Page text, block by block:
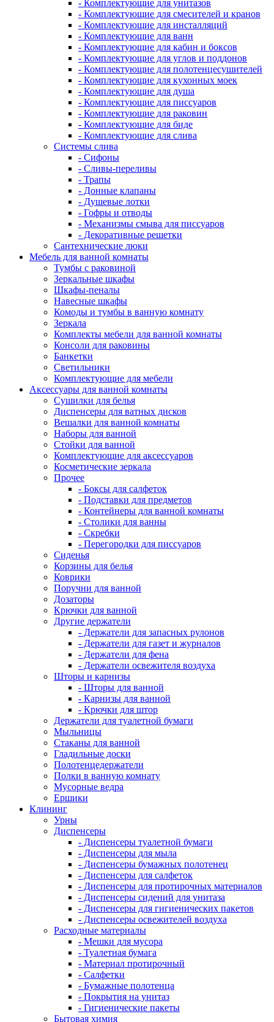
- Комплектующие для унитазов
- Комплектующие для смесителей и кранов
- Комплектующие для инсталляций
- Комплектующие для ванн
- Комплектующие для кабин и боксов
- Комплектующие для углов и поддонов
- Комплектующие для полотенцесушителей
- Комплектующие для кухонных моек
- Комплектующие для душа
- Комплектующие для писсуаров
- Комплектующие для раковин
- Комплектующие для биде
- Комплектующие для слива
Системы слива
- Сифоны
- Сливы-переливы
- Трапы
- Донные клапаны
- Душевые лотки
- Гофры и отводы
- Механизмы смыва для писсуаров
- Декоративные решетки
Сантехнические люки
Мебель для ванной комнаты
Тумбы с раковиной
Зеркальные шкафы
Шкафы-пеналы
Навесные шкафы
Комоды и тумбы в ванную комнату
Зеркала
Комплекты мебели для ванной комнаты
Консоли для раковины
Банкетки
Светильники
Комплектующие для мебели
Аксессуары для ванной комнаты
Сушилки для белья
Диспенсеры для ватных дисков
Вешалки для ванной комнаты
Наборы для ванной
Стойки для ванной
Комплектующие для аксессуаров
Косметические зеркала
Прочее
- Боксы для салфеток
- Подставки для предметов
- Контейнеры для ванной комнаты
- Столики для ванны
- Скребки
- Перегородки для писсуаров
Сиденья
Корзины для белья
Коврики
Поручни для ванной
Дозаторы
Крючки для ванной
Другие держатели
- Держатели для запасных рулонов
- Держатели для газет и журналов
- Держатели для фена
- Держатели освежителя воздуха
Шторы и карнизы
- Шторы для ванной
- Карнизы для ванной
- Крючки для штор
Держатели для туалетной бумаги
Мыльницы
Стаканы для ванной
Гладильные доски
Полотенцедержатели
Полки в ванную комнату
Мусорные ведра
Ершики
Клининг
Урны
Диспенсеры
- Диспенсеры туалетной бумаги
- Диспенсеры для мыла
- Диспенсеры бумажных полотенец
- Диспенсеры для салфеток
- Диспенсеры для протирочных материалов
- Диспенсеры сидений для унитаза
- Диспенсеры для гигиенических пакетов
- Диспенсеры освежителей воздуха
Расходные материалы
- Мешки для мусора
- Туалетная бумага
- Материал протирочный
- Салфетки
- Бумажные полотенца
- Покрытия на унитаз
- Гигиенические пакеты
Бытовая химия